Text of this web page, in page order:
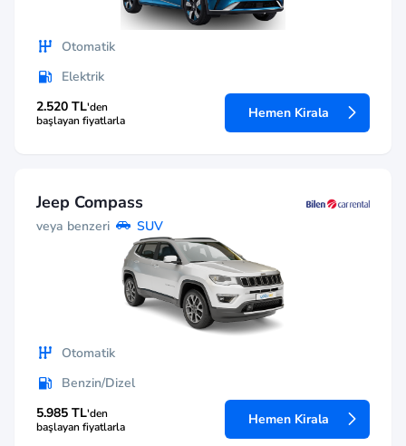
Otomatik
Elektrik
2.520 TL'den
başlayan fiyatlarla
Hemen Kirala
Jeep Compass
veya benzeri SUV
Otomatik
Benzin/Dizel
5.985 TL'den
başlayan fiyatlarla
Hemen Kirala